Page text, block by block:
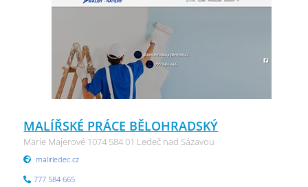
MALÍŘSKÉ PRÁCE BĚLOHRADSKÝ
Marie Majerové 1074 584 01 Ledeč nad Sázavou
malirledec.cz
777 584 665